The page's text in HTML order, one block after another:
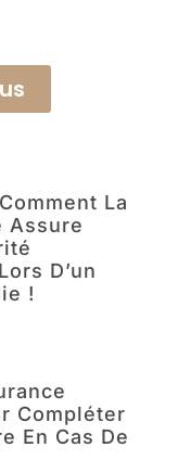
La
Assure
D’un
!
Compléter
En Cas De